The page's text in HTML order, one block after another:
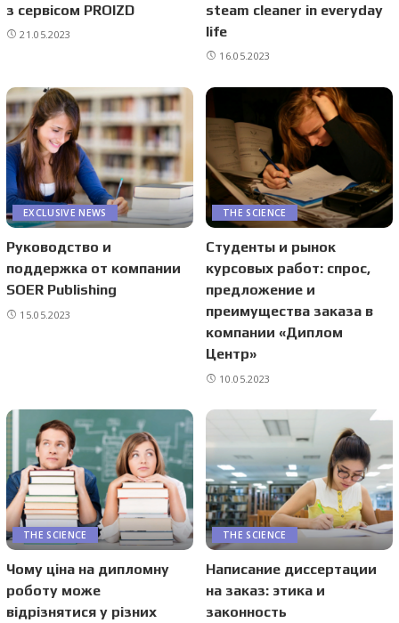
з сервісом PROIZD
21.05.2023
steam cleaner in everyday
life
16.05.2023
EXCLUSIVE NEWS
Руководство и
поддержка от компании
SOER Publishing
15.05.2023
THE SCIENCE
Студенты и рынок
курсовых работ: спрос,
предложение и
преимущества заказа в
компании «Диплом
Центр»
10.05.2023
THE SCIENCE
Чому ціна на дипломну
роботу може
відрізнятися у різних
THE SCIENCE
Написание диссертации
на заказ: этика и
законность